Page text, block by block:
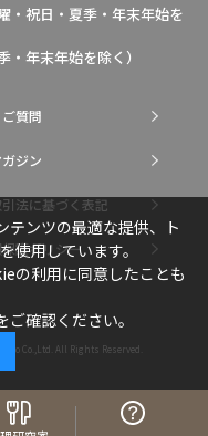
・祝日・夏季・年末年始を
年末年始を除く）
質問
ジン
法に基づく表記
護ポリシー
Co.,Ltd. All Rights Reserved.
テンツの最適な提供、ト
使用しています。
の利用に同意したことも
ご確認ください。